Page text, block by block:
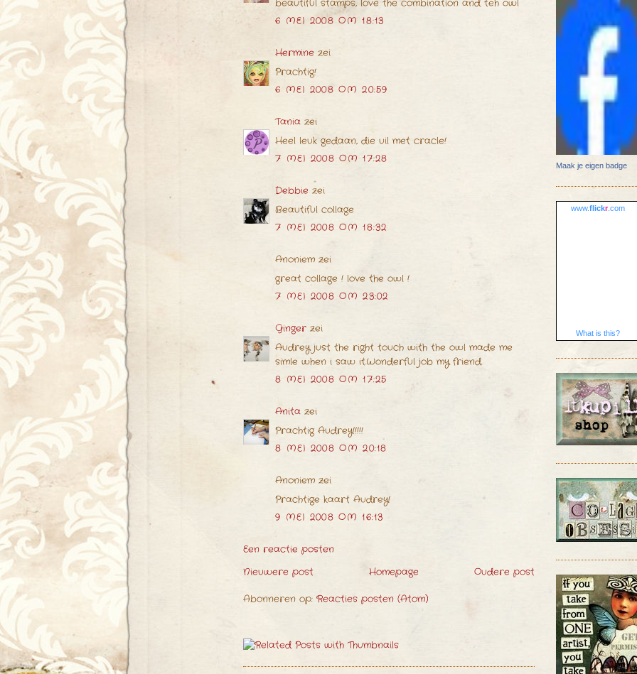
beautiful stamps, love the combination and teh owl
6 MEI 2008 OM 18:13
Hermine zei
Prachtig!
6 MEI 2008 OM 20:59
Tania zei
Heel leuk gedaan, die uil met cracle!
7 MEI 2008 OM 17:28
Debbie zei
Beautiful collage
7 MEI 2008 OM 18:32
Anoniem zei
great collage ! love the owl !
7 MEI 2008 OM 23:02
Ginger zei
Audrey just the right touch with the owl made me
simle when i saw it.Wonderful job my friend.
8 MEI 2008 OM 17:25
Anita zei
Prachtig Audrey!!!!!
8 MEI 2008 OM 20:18
Anoniem zei
Prachtige kaart Audrey!
9 MEI 2008 OM 16:13
Een reactie posten
Nieuwere post
Oudere post
Homepage
Abonneren op: Reacties posten (Atom)
Maak je eigen badge
www.flickr.com
What is this?